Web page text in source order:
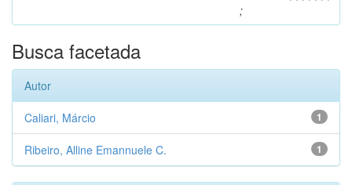
;
Busca facetada
Autor
1
Caliari, Márcio
1
Ribeiro, Alline Emannuele C.